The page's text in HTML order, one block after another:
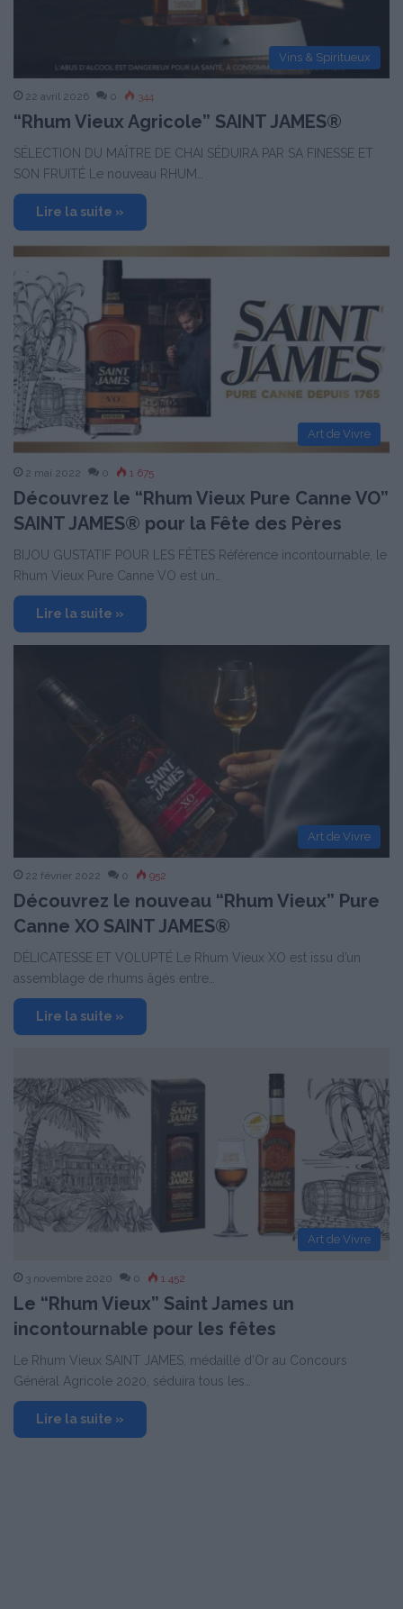
Vins & Spiritueux
22 avril 2026 0 344
“Rhum Vieux Agricole” SAINT JAMES®
SÉLECTION DU MAÎTRE DE CHAI SÉDUIRA PAR SA FINESSE ET
SON FRUITÉ Le nouveau RHUM…
Lire la suite »
Art de Vivre
2 mai 2022 0 1 675
Découvrez le “Rhum Vieux Pure Canne VO”
SAINT JAMES® pour la Fête des Pères
BIJOU GUSTATIF POUR LES FÊTES Référence incontournable, le
Rhum Vieux Pure Canne VO est un…
Lire la suite »
Art de Vivre
22 février 2022 0 952
Découvrez le nouveau “Rhum Vieux” Pure
Canne XO SAINT JAMES®
DÉLICATESSE ET VOLUPTÉ Le Rhum Vieux XO est issu d’un
assemblage de rhums âgés entre…
Lire la suite »
Art de Vivre
3 novembre 2020 0 1 452
Le “Rhum Vieux” Saint James un
incontournable pour les fêtes
Le Rhum Vieux SAINT JAMES, médaillé d’Or au Concours
Général Agricole 2020, séduira tous les…
Lire la suite »